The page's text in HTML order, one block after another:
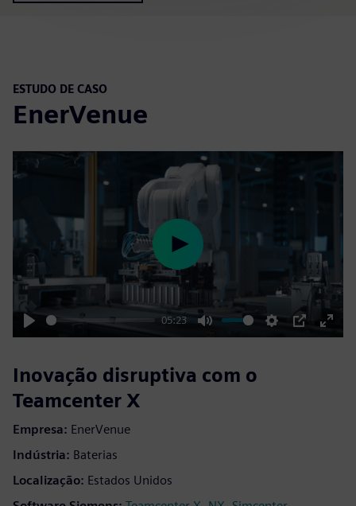
ESTUDO DE CASO
EnerVenue
Play
05:23
Mute Settings
PIP
Enter
Play
Inovação disruptiva com o
Teamcenter X
Empresa: EnerVenue
Indústria: Baterias
Localização: Estados Unidos